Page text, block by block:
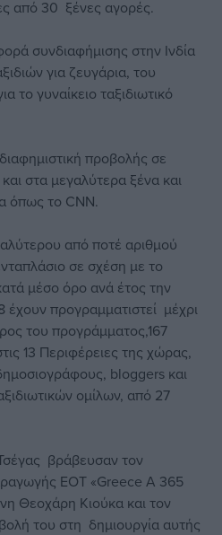
από 30 ξένες αγορές.
συνδιαφήμισης στην Ινδία
για ζευγάρια, του
το γυναίκειο ταξιδιωτικό
προβολής σε
στα μεγαλύτερα ξένα και
όπως το CNN.
από ποτέ αριθμού
σε σχέση με το
μέσο όρο ανά έτος την
έχουν προγραμματιστεί μέχρι
του προγράμματος,167
13 Περιφέρειες της χώρας,
bloggers και
ομίλων, από 27
βράβευσαν τον
ΕΟΤ «Greece A 365
Θεοχάρη Κιούκα και τον
του στη δημιουργία αυτής